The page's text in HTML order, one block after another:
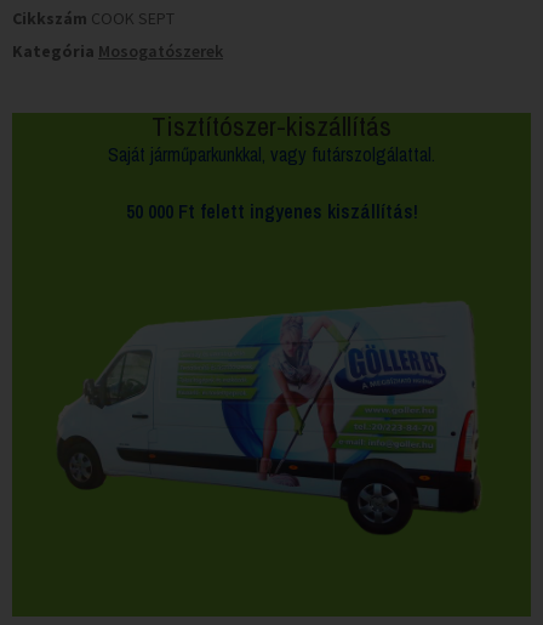
Cikkszám COOK SEPT
Kategória Mosogatószerek
Tisztítószer-kiszállítás
Saját járműparkunkkal, vagy futárszolgálattal.
50 000 Ft felett ingyenes kiszállítás!